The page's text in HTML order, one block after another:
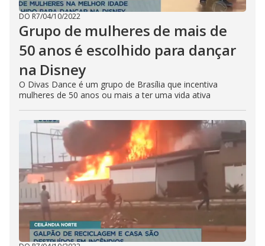
DO R7/04/10/2022
Grupo de mulheres de mais de
50 anos é escolhido para dançar
na Disney
O Divas Dance é um grupo de Brasília que incentiva
mulheres de 50 anos ou mais a ter uma vida ativa